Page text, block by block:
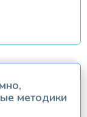
методики